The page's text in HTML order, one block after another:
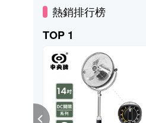
熱銷排行榜
TOP 1